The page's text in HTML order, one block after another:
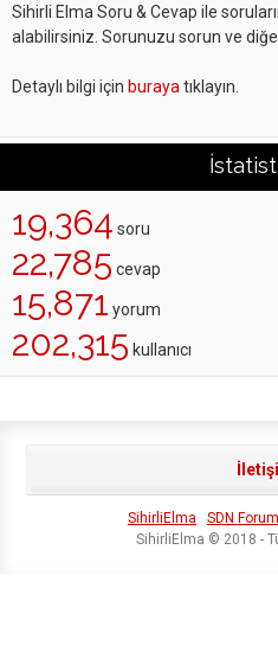
Sihirli Elma Soru & Cevap ile
alabilirsiniz. Sorunuzu sorun ve
Detaylı bilgi için buraya tıklayın.
19,364 soru
22,785 cevap
15,871 yorum
202,315 kullanıcı
SihirliElma SDN Forum
SihirliElma © 2018 -